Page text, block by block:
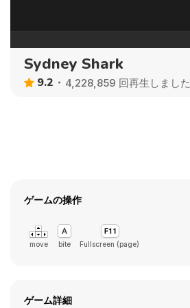
Sydney Shark
9.2 4,228,859 回再生しました
ゲームの操作
move bite Fullscreen (page)
ゲーム詳細